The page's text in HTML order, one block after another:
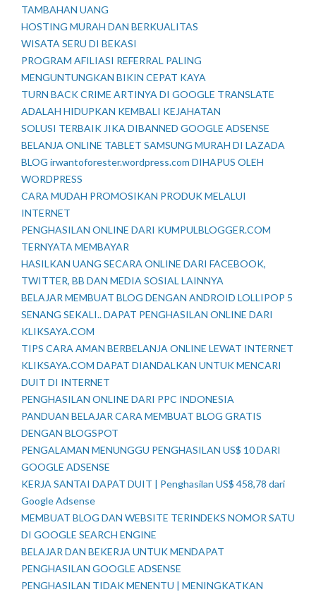
TAMBAHAN UANG
HOSTING MURAH DAN BERKUALITAS
WISATA SERU DI BEKASI
PROGRAM AFILIASI REFERRAL PALING
MENGUNTUNGKAN BIKIN CEPAT KAYA
TURN BACK CRIME ARTINYA DI GOOGLE TRANSLATE
ADALAH HIDUPKAN KEMBALI KEJAHATAN
SOLUSI TERBAIK JIKA DIBANNED GOOGLE ADSENSE
BELANJA ONLINE TABLET SAMSUNG MURAH DI LAZADA
BLOG irwantoforester.wordpress.com DIHAPUS OLEH
WORDPRESS
CARA MUDAH PROMOSIKAN PRODUK MELALUI
INTERNET
PENGHASILAN ONLINE DARI KUMPULBLOGGER.COM
TERNYATA MEMBAYAR
HASILKAN UANG SECARA ONLINE DARI FACEBOOK,
TWITTER, BB DAN MEDIA SOSIAL LAINNYA
BELAJAR MEMBUAT BLOG DENGAN ANDROID LOLLIPOP 5
SENANG SEKALI.. DAPAT PENGHASILAN ONLINE DARI
KLIKSAYA.COM
TIPS CARA AMAN BERBELANJA ONLINE LEWAT INTERNET
KLIKSAYA.COM DAPAT DIANDALKAN UNTUK MENCARI
DUIT DI INTERNET
PENGHASILAN ONLINE DARI PPC INDONESIA
PANDUAN BELAJAR CARA MEMBUAT BLOG GRATIS
DENGAN BLOGSPOT
PENGALAMAN MENUNGGU PENGHASILAN US$ 10 DARI
GOOGLE ADSENSE
KERJA SANTAI DAPAT DUIT | Penghasilan US$ 458,78 dari
Google Adsense
MEMBUAT BLOG DAN WEBSITE TERINDEKS NOMOR SATU
DI GOOGLE SEARCH ENGINE
BELAJAR DAN BEKERJA UNTUK MENDAPAT
PENGHASILAN GOOGLE ADSENSE
PENGHASILAN TIDAK MENENTU | MENINGKATKAN